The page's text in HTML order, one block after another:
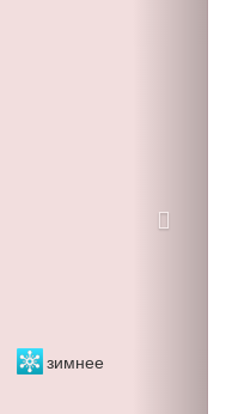
зимнее